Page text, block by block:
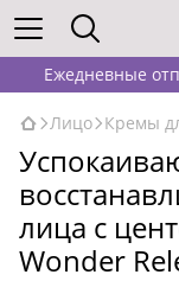
Ежедневные
Лицо Кремы
лица с
Wonder